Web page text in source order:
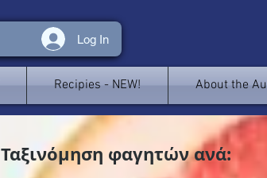
Log In
Recipies - NEW! About the
Ταξινόμηση φαγητών ανά: